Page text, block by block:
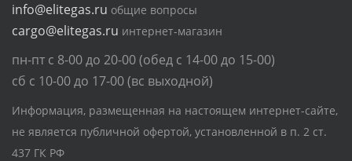
info@elitegas.ru общие вопросы
cargo@elitegas.ru интернет-магазин
пн-пт с 8-00 до 20-00 (обед с 14-00 до 15-00)
сб с 10-00 до 17-00 (вс выходной)
Информация, размещенная на настоящем интернет-сайте,
не является публичной офертой, установленной в п. 2 ст.
437 ГК РФ